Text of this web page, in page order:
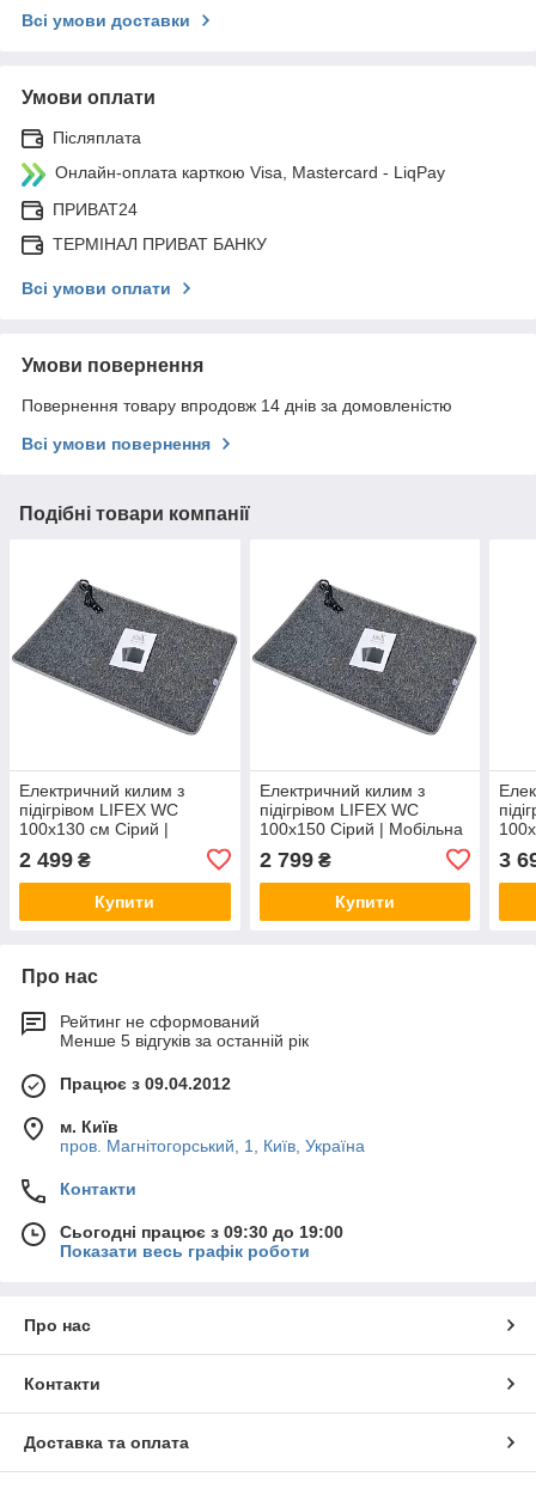
Всі умови доставки
Умови оплати
Післяплата
Онлайн-оплата карткою Visa, Mastercard - LiqPay
ПРИВАТ24
ТЕРМІНАЛ ПРИВАТ БАНКУ
Всі умови оплати
Умови повернення
Повернення товару впродовж 14 днів за домовленістю
Всі умови повернення
Подібні товари компанії
Електричний килим з
підігрівом LIFEX WC
100x130 см Сірий |
Warm Carpet
2 499 ₴
Купити
Електричний килим з
підігрівом LIFEX WC
100x150 Сірий | Мобільна
Carpet
2 799₴
Купити
3
Про нас
Рейтинг не сформований
Менше 5 відгуків за останній рік
Працює з 09.04.2012
м. Київ
пров. Магнітогорський, 1, Київ, Україна
Контакти
Сьогодні працює з 09:30 до 19:00
Показати весь графік роботи
Про нас
Контакти
Доставка та оплата